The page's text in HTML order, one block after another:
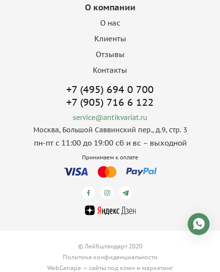
О компании
О нас
Клиенты
Отзывы
Контакты
+7 (495) 694 0 700
+7 (905) 716 6 122
service@antikvariat.ru
Москва, Большой Саввинский пер., д.9, стр. 3
пн-пт с 11:00 до 19:00 сб и вс – выходной
Принимаем к оплате
© Лейбштандарт 2020
Политика конфиденциальности
WebCanape — сайты под ключ и маркетинг